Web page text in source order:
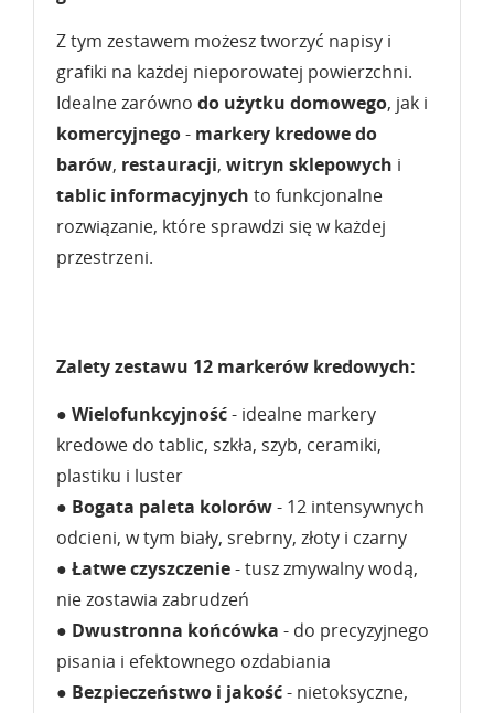
Z tym zestawem możesz tworzyć napisy i
grafiki na każdej nieporowatej powierzchni.
Idealne zarówno do użytku domowego, jak i
komercyjnego- markery kredowe do
barów, restauracji, witryn sklepowych i
tablic informacyjnych to funkcjonalne
rozwiązanie, które sprawdzi się w każdej
przestrzeni.
Zalety zestawu 12 markerów kredowych:
● Wielofunkcyjność- idealne markery
kredowe do tablic, szkła, szyb, ceramiki,
plastiku i luster
● Bogata paleta kolorów- 12 intensywnych
odcieni, w tym biały, srebrny, złoty i czarny
● Łatwe czyszczenie- tusz zmywalny wodą,
nie zostawia zabrudzeń
● Dwustronna końcówka - do precyzyjnego
pisania i efektownego ozdabiania
● Bezpieczeństwo i jakość- nietoksyczne,